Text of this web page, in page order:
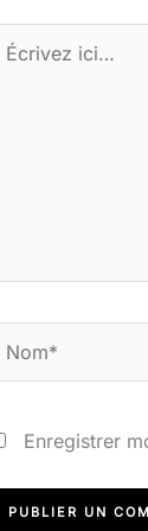
ici…
Enregistrer